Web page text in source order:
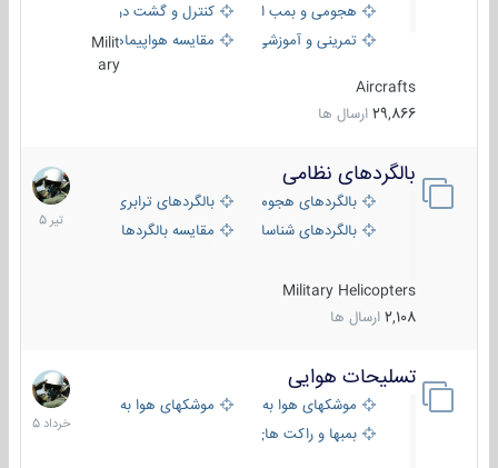
هجومی و بمب افکن
کنترل و گشت دریایی
تمرینی و آموزشی
مقایسه هواپیماهاMilit
ary
Aircrafts
29,866 ارسال ها
بالگردهای نظامی
بالگردهای هجومی
بالگردهای ترابری
بالگردهای شناسایی
مقایسه بالگردها
Military Helicopters
2,108 ارسال ها
22
تیر
1405
تسلیحات هوایی
موشکهای هوا به هوا
موشکهای هوا به سطح
بمبها و راکت های هوایی
30
خرداد
1405